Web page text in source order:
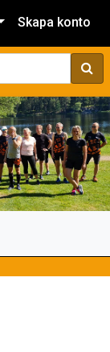
Skapa konto
Sök